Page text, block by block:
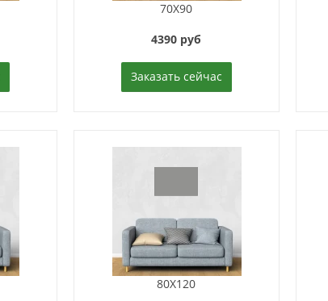
70X90
4390 руб
Заказать сейчас
80X120